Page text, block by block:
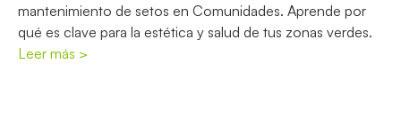
mantenimiento de setos en Comunidades. Aprende por
qué es clave para la estética y salud de tus zonas verdes.
Leer más >